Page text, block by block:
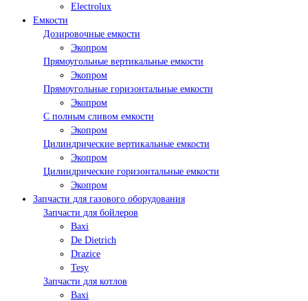
Electrolux
Емкости
Дозировочные емкости
Экопром
Прямоугольные вертикальные емкости
Экопром
Прямоугольные горизонтальные емкости
Экопром
С полным сливом емкости
Экопром
Цилиндрические вертикальные емкости
Экопром
Цилиндрические горизонтальные емкости
Экопром
Запчасти для газового оборудования
Запчасти для бойлеров
Baxi
De Dietrich
Drazice
Tesy
Запчасти для котлов
Baxi